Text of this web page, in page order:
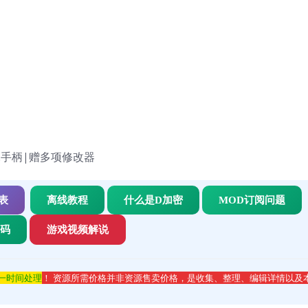
柄|赠多项修改器
离线教程 什么是D加密 MOD订阅问题
游戏视频解说
时间处理 ！ 资源所需价格并非资源售卖价格，是收集、整理、编辑详情以及